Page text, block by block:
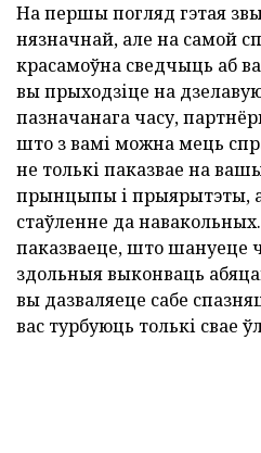
На першы погляд гэтая
нязначнай, але на самой
красамоўна сведчыць аб
вы прыходзіце на
пазначанага часу,
што з вамі можна мець
не толькі паказвае на
прынцыпы і прыярытэты,
стаўленне да
паказваеце, што шануеце
здольныя выконваць
вы дазваляеце сабе
вас турбуюць толькі свае